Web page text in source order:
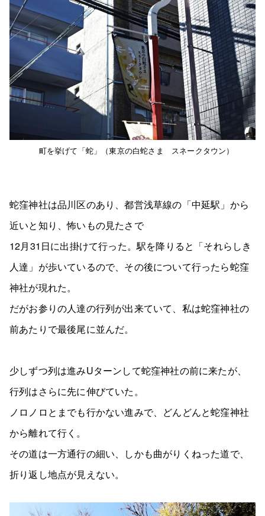
町を挙げて「蛇」（東京の白蛇さま スネークタウン）
蛇窪神社は品川区のあり、都営浅草線の「中延駅」から
近いと知り、怖いもの見たさで
12月31日に出掛けて行った。駅を降りると「それらしき
人達」が歩いているので、その後について行ったら蛇窪
神社が現れた。
だがお参りの人達の行列が出来ていて、私は蛇窪神社の
前あたりで最後尾に並んだ。
少しずつ列は進みUターンして蛇窪神社の前に来たが、
行列はさらに先に伸びていた。
ノロノロとまでも行かない進みで、どんどんと蛇窪神社
から離れて行く。
その道は一方通行の細い、しかも曲がりくねった道で、
折り返し地点が見えない。